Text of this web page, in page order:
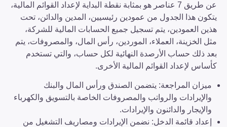
عن طريق 7 عناصر هو بمثابة نقطة البداية لإعداد القوائم المالية،
يتكون هذا الجدول من عمودين رئيسيين، المدين والدائن، تحت
هذين العمودين، يتم تسجيل جميع الحسابات المالية للشركة،
مثل الخزينة، العملاء، الموردين، رأس المال، والمصروفات، يتم
بعد ذلك حساب الأرصدة النهائية لكل حساب، والتي تستخدم
كأساس لإعداد القوائم المالية الأخرى.
ميزان المراجعة: يتضمن الصندق ورأس المال والبنك
والإيرادات والرواتب والمصروفات الخاصة بالتسويق والكهرباء
والإيجار والدائنون والإيرادات.
إعداد قائمة الدخل: نضمن الإيرادات ومصاريف التشغيل من